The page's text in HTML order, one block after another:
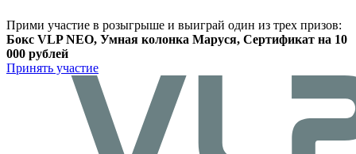
Прими участие в розыгрыше и выиграй один из трех призов:
Бокс VLP NEO, Умная колонка Маруся, Сертификат на 10
000 рублей
Принять участие